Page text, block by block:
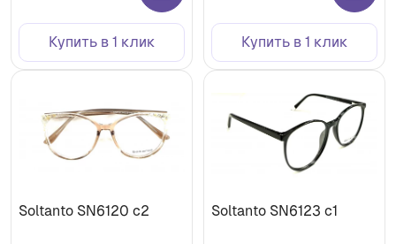
Купить в 1 клик Купить в 1 клик
Soltanto SN6120 c2 Soltanto SN6123 c1